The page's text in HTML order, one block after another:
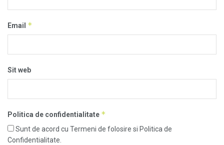
Email *
Sit web
Politica de confidentialitate *
Sunt de acord cu Termeni de folosire si Politica de
Confidentialitate.